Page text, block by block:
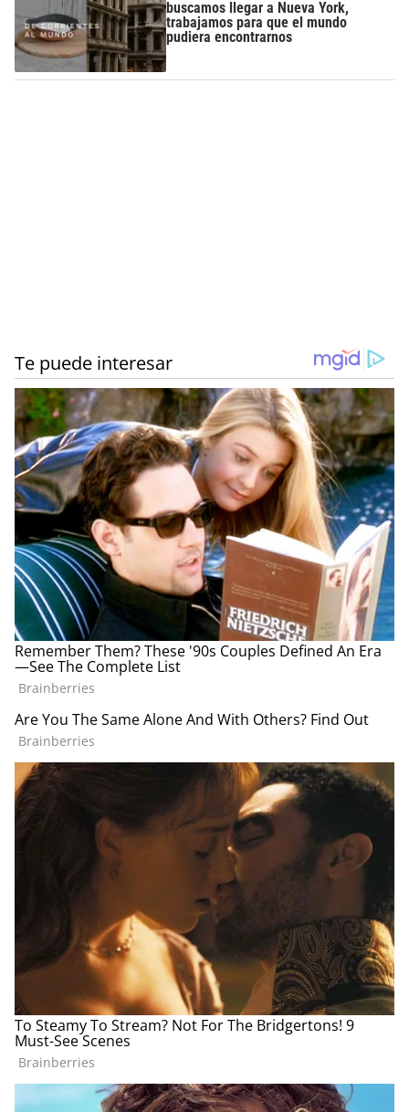
buscamos llegar a Nueva York,
trabajamos para que el mundo
pudiera encontrarnos